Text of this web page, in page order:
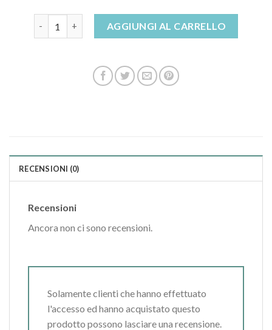
AGGIUNGI AL CARRELLO
RECENSIONI (0)
Recensioni
Ancora non ci sono recensioni.
Solamente clienti che hanno effettuato
l'accesso ed hanno acquistato questo
prodotto possono lasciare una recensione.